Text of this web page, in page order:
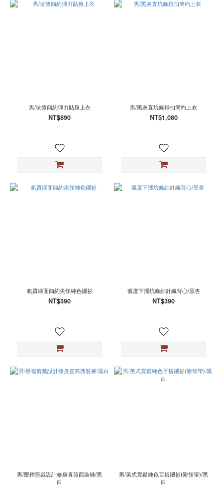
男/坑條簡約彈力貼身上衣
NT$890
男/黑灰直坑條排扣簡約上衣
NT$1,080
氣質緞面簡約尖領純色襯衫
NT$590
弧度下擺坑條細針織背心/黑杏
NT$390
男/壓褶剪裁設計修身直筒西裝褲/黑
白
男/美式寬鬆純色百搭襯衫(附領帶)/黑
白